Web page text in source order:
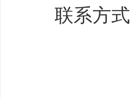
联系方式